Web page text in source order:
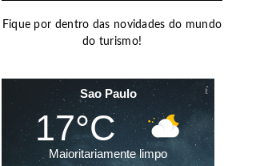
Fique por dentro das novidades do mundo
do turismo!
Sao Paulo
17°C
Maioritariamente limpo